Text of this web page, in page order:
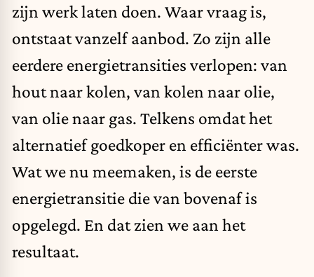
zijn werk laten doen. Waar vraag is,
ontstaat vanzelf aanbod. Zo zijn alle
eerdere energietransities verlopen: van
hout naar kolen, van kolen naar olie,
van olie naar gas. Telkens omdat het
alternatief goedkoper en efficiënter was.
Wat we nu meemaken, is de eerste
energietransitie die van bovenaf is
opgelegd. En dat zien we aan het
resultaat.